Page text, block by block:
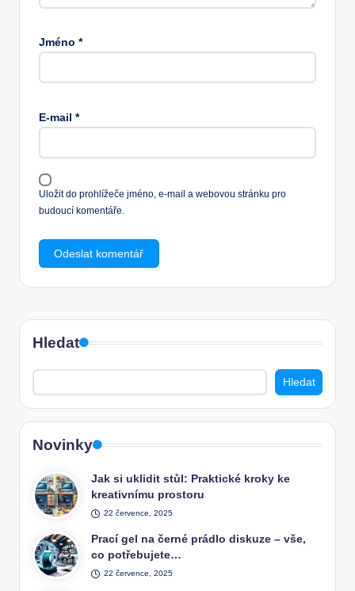
Jméno *
E-mail *
Uložit do prohlížeče jméno, e-mail a webovou stránku pro
budoucí komentáře.
Hledat
Hledat
Novinky
Jak si uklidit stůl: Praktické kroky ke
kreativnímu prostoru
22 července, 2025
Prací gel na černé prádlo diskuze – vše,
co potřebujete…
22 července, 2025